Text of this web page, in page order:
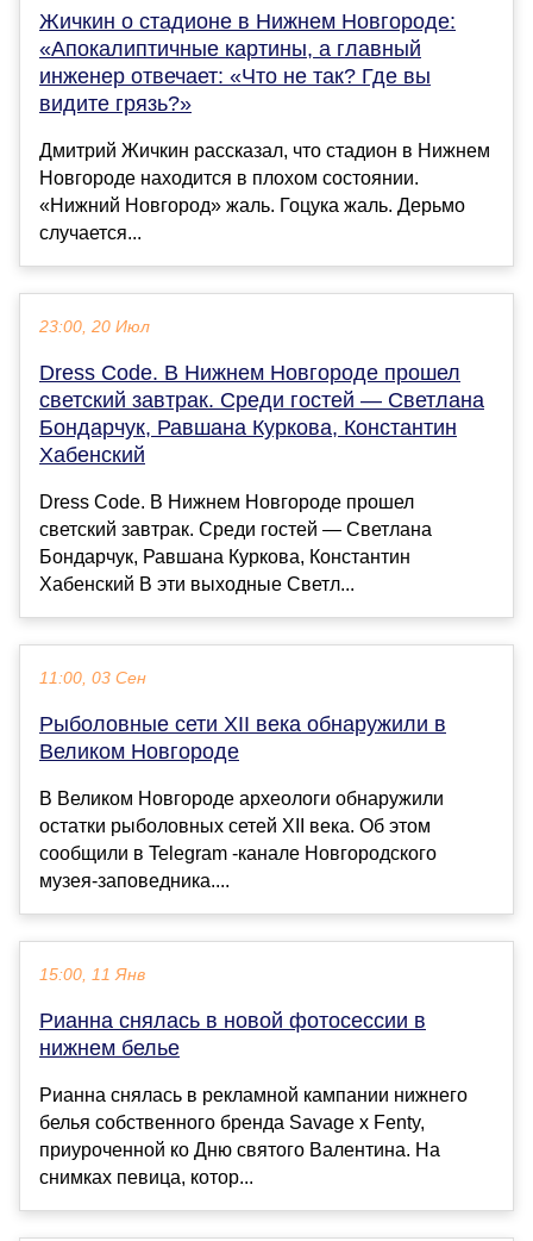
Жичкин о стадионе в Нижнем Новгороде:
«Апокалиптичные картины, а главный
инженер отвечает: «Что не так? Где вы
видите грязь?»
Дмитрий Жичкин рассказал, что стадион в Нижнем
Новгороде находится в плохом состоянии.
«Нижний Новгород» жаль. Гоцука жаль. Дерьмо
случается...
23:00, 20 Июл
Dress Code. В Нижнем Новгороде прошел
светский завтрак. Среди гостей — Светлана
Бондарчук, Равшана Куркова, Константин
Хабенский
Dress Code. В Нижнем Новгороде прошел
светский завтрак. Среди гостей — Светлана
Бондарчук, Равшана Куркова, Константин
Хабенский В эти выходные Светл...
11:00, 03 Сен
Рыболовные сети XII века обнаружили в
Великом Новгороде
В Великом Новгороде археологи обнаружили
остатки рыболовных сетей XII века. Об этом
сообщили в Telegram -канале Новгородского
музея-заповедника....
15:00, 11 Янв
Рианна снялась в новой фотосессии в
нижнем белье
Рианна снялась в рекламной кампании нижнего
белья собственного бренда Savage x Fenty,
приуроченной ко Дню святого Валентина. На
снимках певица, котор...